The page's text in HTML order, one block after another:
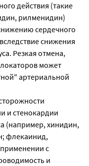
действия (такие
рилменидин)
сердечного
снижения
Резкая отмена,
может
артериальной
и стенокардии
(например, хинидин,
флекаинид,
с
и